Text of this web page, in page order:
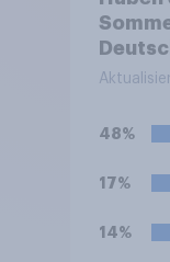
Stau
48%
17%
14%